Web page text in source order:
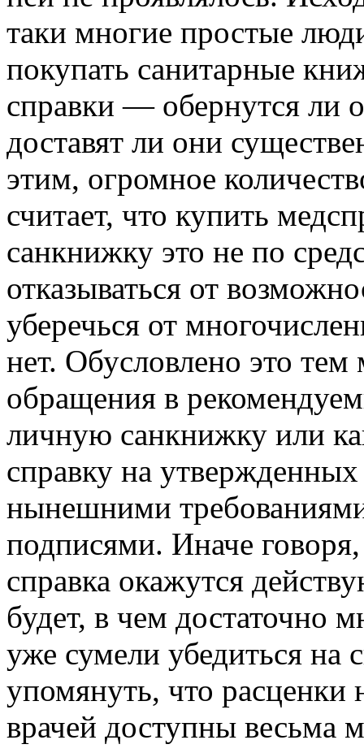
таки многие простые
покупать санитарные
справки — обернутся ли
доставят ли они
этим, огромное
считает, что купить
санкнижку это не по
отказываться от
уберечься от
нет. Обусловлено это тем
обращения в
личную санкнижку или
справку на утвержденных
нынешними
подписями. Иначе
справка окажутся
будет, в чем достаточно
уже сумели убедиться на
упомянуть, что расценки
врачей доступны весьма